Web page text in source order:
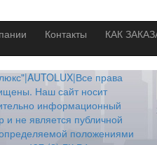
Контакты КАК